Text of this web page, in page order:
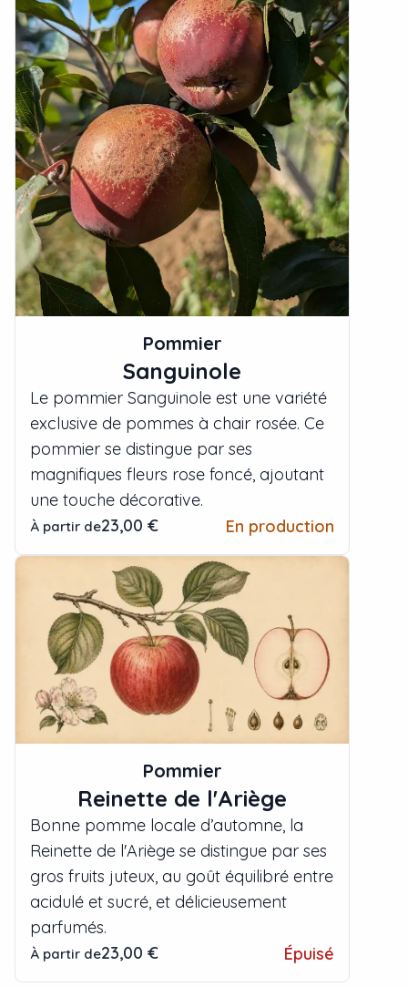
Pommier
Sanguinole
Le pommier Sanguinole est une variété
exclusive de pommes à chair rosée. Ce
pommier se distingue par ses
magnifiques fleurs rose foncé, ajoutant
une touche décorative.
À partir de23,00 € En production
Pommier
Reinette de l'Ariège
Bonne pomme locale d’automne, la
Reinette de l'Ariège se distingue par ses
gros fruits juteux, au goût équilibré entre
acidulé et sucré, et délicieusement
parfumés.
À partir de23,00 € Épuisé